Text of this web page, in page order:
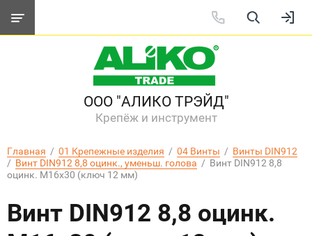
ООО "АЛИКО ТРЭЙД"
Крепёж и инструмент
Главная
  /
01 Крепежные изделия
  /
04 Винты
  /
Винты DIN912
/ Винт DIN912 8,8 оцинк., уменьш. голова
  /  Винт DIN912 8,8
оцинк. M16x30 (ключ 12 мм)
Винт DIN912 8,8 оцинк.